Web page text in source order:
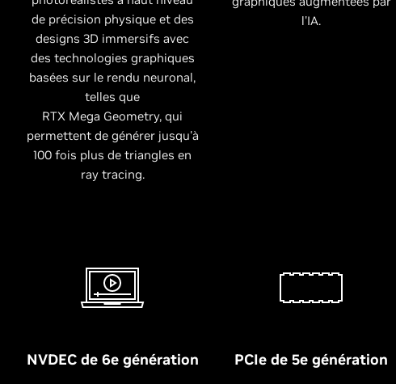
de précision physique et des
designs 3D immersifs avec
des technologies graphiques
basées sur le rendu neuronal,
telles que
RTX Mega Geometry, qui
permettent de générer jusqu'à
100 fois plus de triangles en
ray tracing.
l'IA.
NVDEC de 6e génération PCIe de 5e génération